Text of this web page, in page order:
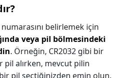
numarasını belirlemek için
veya pil bölmesindeki
. Örneğin, CR2032 gibi bir
pil alırken, mevcut pilin
pil seçtiğinizden emin olun.